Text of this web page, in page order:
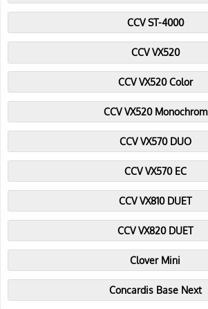
CCV ST-4000
CCV VX520
CCV VX520 Color
CCV VX520 Monochrom
CCV VX570 DUO
CCV VX570 EC
CCV VX810 DUET
CCV VX820 DUET
Clover Mini
Concardis Base Next